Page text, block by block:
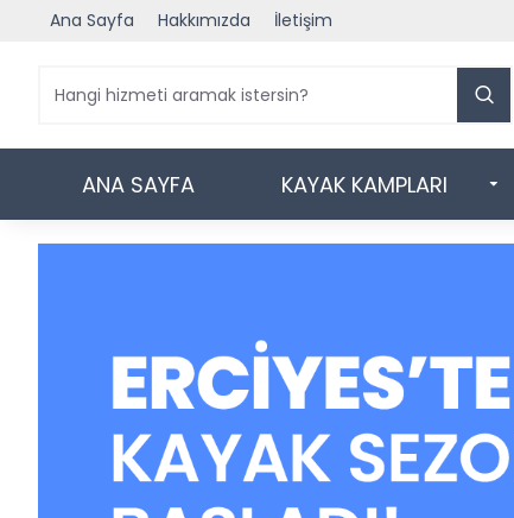
Ana Sayfa Hakkımızda İletişim
ANA SAYFA KAYAK KAMPLARI